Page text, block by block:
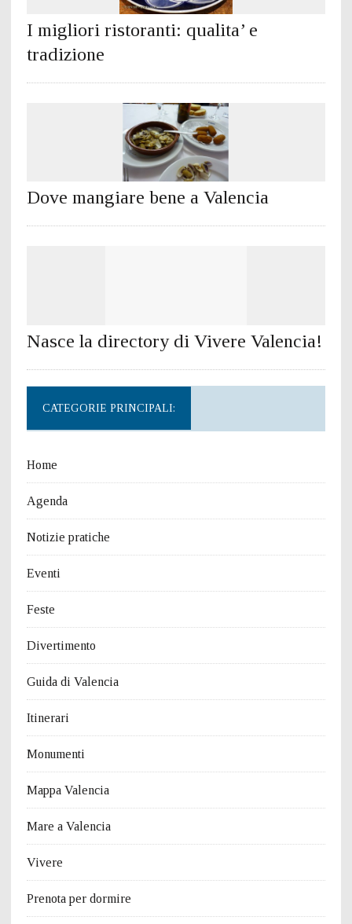
I migliori ristoranti: qualita’ e
tradizione
Dove mangiare bene a Valencia
Nasce la directory di Vivere Valencia!
CATEGORIE PRINCIPALI:
Home
Agenda
Notizie pratiche
Eventi
Feste
Divertimento
Guida di Valencia
Itinerari
Monumenti
Mappa Valencia
Mare a Valencia
Vivere
Prenota per dormire